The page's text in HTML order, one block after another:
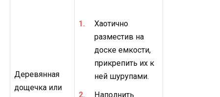
Деревянная
дощечка или
Хаотично
разместив на
доске емкости,
прикрепить их к
ней шурупами.
Наполнить